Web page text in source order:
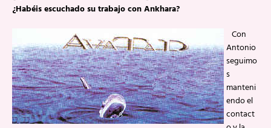
¿Habéis escuchado su trabajo con Ankhara?
Con
Antonio
seguimo
s
manteni
endo el
contact